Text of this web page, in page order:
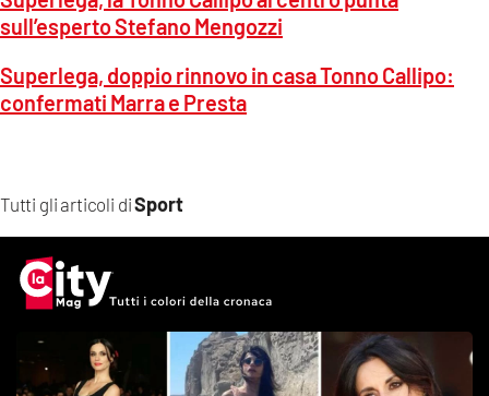
Tutti gli articoli diSport
sull’esperto Stefano Mengozzi
Superlega, doppio rinnovo in casa Tonno Callipo:
confermati Marra e Presta